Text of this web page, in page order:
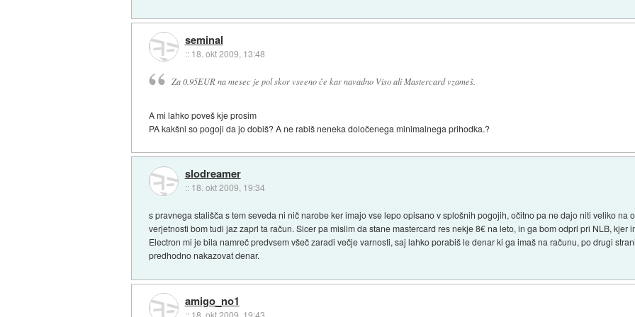
seminal
:: 18. okt 2009, 13:48
Za 0.95EUR na mesec je pol skor vseeno če kar navadno Viso ali Mastercard vzameš.
A mi lahko poveš kje prosim
PA kakšni so pogoji da jo dobiš? A ne rabiš neneka določenega minimalnega prihodka.?
slodreamer
:: 18. okt 2009, 19:34
s pravnega stališča s tem seveda ni nič narobe ker imajo vse lepo opisano v splošnih pogojih, očitno pa ne dajo niti veliko na
verjetnosti bom tudi jaz zaprl ta račun. Sicer pa mislim da stane mastercard res nekje 8€ na leto, in ga bom odprl pri NLB, kjer
Electron mi je bila namreč predvsem všeč zaradi večje varnosti, saj lahko porabiš le denar ki ga imaš na računu, po drugi
predhodno nakazovat denar.
amigo_no1
:: 18. okt 2009, 19:43